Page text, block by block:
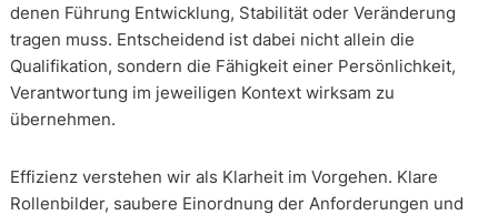
denen Führung Entwicklung, Stabilität oder Veränderung
tragen muss. Entscheidend ist dabei nicht allein die
Qualifikation, sondern die Fähigkeit einer Persönlichkeit,
Verantwortung im jeweiligen Kontext wirksam zu
übernehmen.
Effizienz verstehen wir als Klarheit im Vorgehen. Klare
Rollenbilder, saubere Einordnung der Anforderungen und